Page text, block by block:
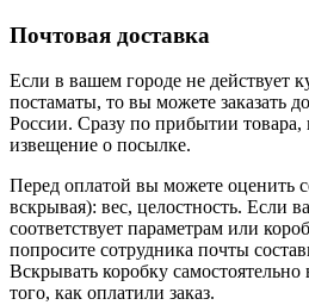
Почтовая доставка
Если в вашем городе не действует
постаматы, то вы можете заказать
России. Сразу по прибытии товара,
извещение о посылке.
Перед оплатой вы можете оценить
вскрывая): вес, целостность. Если
соответствует параметрам или
попросите сотрудника почты
Вскрывать коробку
того, как оплатили заказ.